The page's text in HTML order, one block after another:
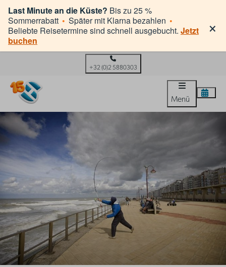
Last Minute an die Küste? Bis zu 25 %
Sommerrabatt • Später mit Klarna bezahlen •
Beliebte Reisetermine sind schnell ausgebucht. Jetzt
buchen
×
+32 (0)2 5880303
Menü